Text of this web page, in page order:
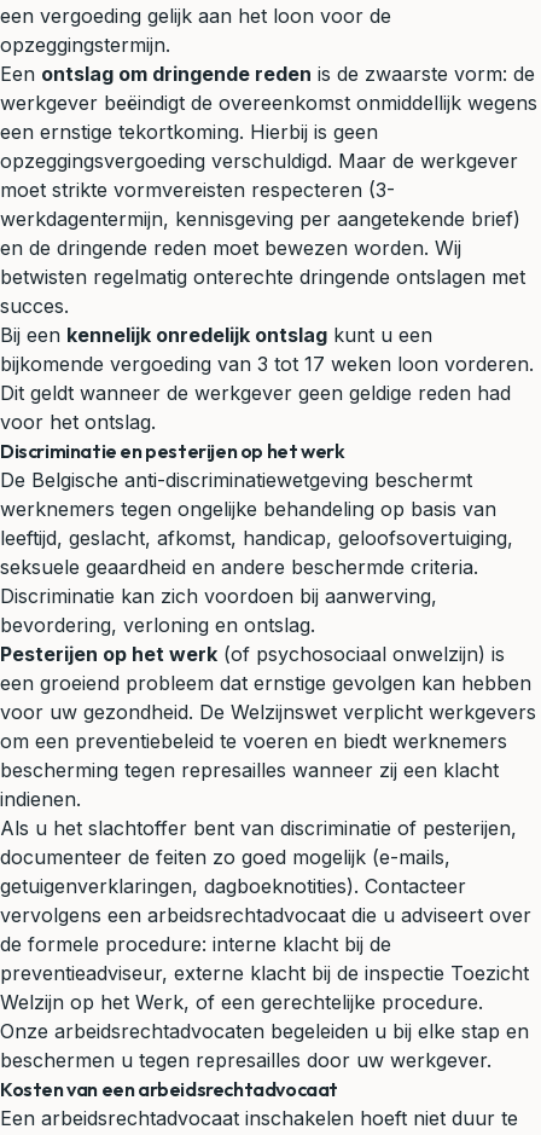
een vergoeding gelijk aan het loon voor de
opzeggingstermijn.
Een ontslag om dringende reden is de zwaarste vorm: de
werkgever beëindigt de overeenkomst onmiddellijk wegens
een ernstige tekortkoming. Hierbij is geen
opzeggingsvergoeding verschuldigd. Maar de werkgever
moet strikte vormvereisten respecteren (3-
werkdagentermijn, kennisgeving per aangetekende brief)
en de dringende reden moet bewezen worden. Wij
betwisten regelmatig onterechte dringende ontslagen met
succes.
Bij een kennelijk onredelijk ontslag kunt u een
bijkomende vergoeding van 3 tot 17 weken loon vorderen.
Dit geldt wanneer de werkgever geen geldige reden had
voor het ontslag.
Discriminatie en pesterijen op het werk
De Belgische anti-discriminatiewetgeving beschermt
werknemers tegen ongelijke behandeling op basis van
leeftijd, geslacht, afkomst, handicap, geloofsovertuiging,
seksuele geaardheid en andere beschermde criteria.
Discriminatie kan zich voordoen bij aanwerving,
bevordering, verloning en ontslag.
Pesterijen op het werk (of psychosociaal onwelzijn) is
een groeiend probleem dat ernstige gevolgen kan hebben
voor uw gezondheid. De Welzijnswet verplicht werkgevers
om een preventiebeleid te voeren en biedt werknemers
bescherming tegen represailles wanneer zij een klacht
indienen.
Als u het slachtoffer bent van discriminatie of pesterijen,
documenteer de feiten zo goed mogelijk (e-mails,
getuigenverklaringen, dagboeknotities). Contacteer
vervolgens een arbeidsrechtadvocaat die u adviseert over
de formele procedure: interne klacht bij de
preventieadviseur, externe klacht bij de inspectie Toezicht
Welzijn op het Werk, of een gerechtelijke procedure.
Onze arbeidsrechtadvocaten begeleiden u bij elke stap en
beschermen u tegen represailles door uw werkgever.
Kosten van een arbeidsrechtadvocaat
Een arbeidsrechtadvocaat inschakelen hoeft niet duur te